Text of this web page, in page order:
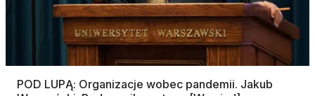
POD LUPĄ: Organizacje wobec pandemii. Jakub